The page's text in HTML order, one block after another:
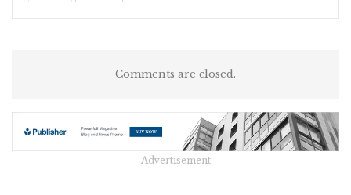
Comments are closed.
- Advertisement -